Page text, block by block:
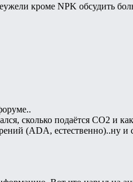
кроме NPK обсудить
сколько подаётся СО2 и
(ADA, естественно)..ну